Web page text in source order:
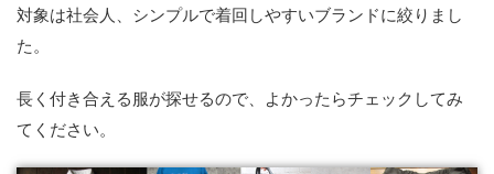
対象は社会人、シンプルで着回しやすいブランドに絞りまし
た。
長く付き合える服が探せるので、よかったらチェックしてみ
てください。